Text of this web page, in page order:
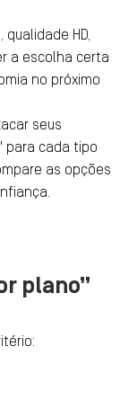
HD,
a escolha certa
no próximo
seus
para cada tipo
as opções
plano”